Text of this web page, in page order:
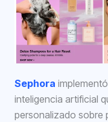
Sephora
inteligencia artificial
personalizado sobre